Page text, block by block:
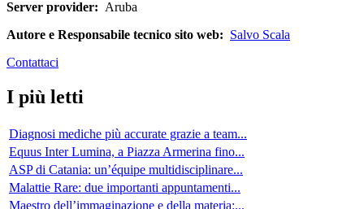
Server provider: Aruba
Autore e Responsabile tecnico sito web: Salvo Scala
Contattaci
I più letti
Diagnosi mediche più accurate grazie a team...
Equus Inter Lumina, a Piazza Armerina fino...
ASP di Catania: un’équipe multidisciplinare...
Malattie Rare: due importanti appuntamenti...
Maestro dell’immaginazione e della materia:...